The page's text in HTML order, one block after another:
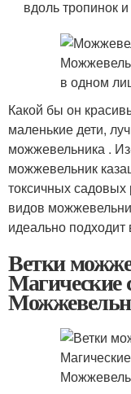
вдоль тропинок
Какой бы он
маленькие дети,
можжевельника .
можжевельник
токсичных
видов
идеально подходит
Ветки
Магические